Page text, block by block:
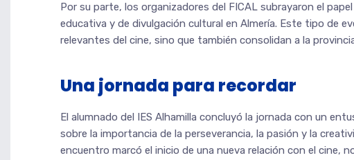
Por su parte, los organizadores del FICAL subrayaron el
educativa y de divulgación cultural en Almería. Este tipo de
relevantes del cine, sino que también consolidan a la
Una jornada para recordar
El alumnado del IES Alhamilla concluyó la jornada con un
sobre la importancia de la perseverancia, la pasión y la
encuentro marcó el inicio de una nueva relación con el cine,